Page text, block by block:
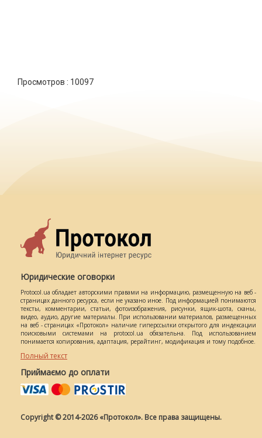
Просмотров : 10097
Юридические оговорки
Protocol.ua обладает авторскими правами на информацию, размещенную на веб -
страницах данного ресурса, если не указано иное. Под информацией понимаются
тексты, комментарии, статьи, фотоизображения, рисунки, ящик-шота, сканы,
видео, аудио, другие материалы. При использовании материалов, размещенных
на веб - страницах «Протокол» наличие гиперссылки открытого для индексации
поисковыми системами на protocol.ua обязательна. Под использованием
понимается копирования, адаптация, рерайтинг, модификация и тому подобное.
Полный текст
Приймаємо до оплати
Copyright © 2014-2026 «Протокол». Все права защищены.